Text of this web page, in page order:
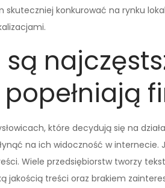
skuteczniej konkurować na rynku
które decydują się na
na ich widoczność w
Wiele przedsiębiorstw tworzy
jakością treści oraz brakiem